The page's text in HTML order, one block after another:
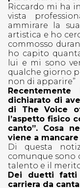
Riccardo mi ha
vista
ammirare la
artistica e ho
commosso
ho capito
lui e mi sono
qualche giorno
non di apparire”
dichiarato di
di The Voice
l’aspetto fisico
canto”. Cosa
viene a
Di questa
comunque sono
talento e il
Dei duetti fatti
carriera da